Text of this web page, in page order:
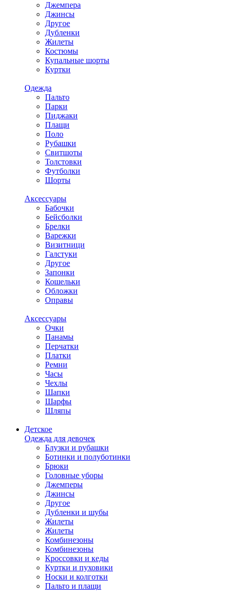
Джемпера
Джинсы
Другое
Дубленки
Жилеты
Костюмы
Купальные шорты
Куртки
Одежда
Пальто
Парки
Пиджаки
Плащи
Поло
Рубашки
Свитшоты
Толстовки
Футболки
Шорты
Аксессуары
Бабочки
Бейсболки
Брелки
Варежки
Визитници
Галстуки
Другое
Запонки
Кошельки
Обложки
Оправы
Аксессуары
Очки
Панамы
Перчатки
Платки
Ремни
Часы
Чехлы
Шапки
Шарфы
Шляпы
Детское
Одежда для девочек
Блузки и рубашки
Ботинки и полуботинки
Брюки
Головные уборы
Джемперы
Джинсы
Другое
Дубленки и шубы
Жилеты
Жилеты
Комбинезоны
Комбинезоны
Кроссовки и кеды
Куртки и пуховики
Носки и колготки
Пальто и плащи